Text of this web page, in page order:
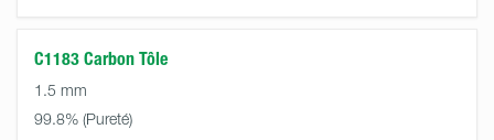
C1183 Carbon Tôle
1.5 mm
99.8%